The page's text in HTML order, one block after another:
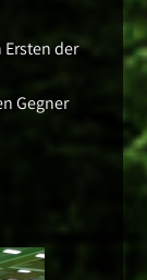
Ersten der
Gegner